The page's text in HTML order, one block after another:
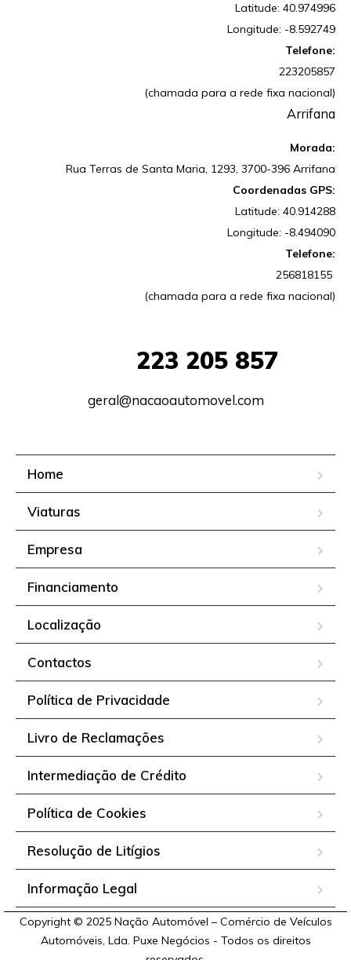
Latitude: 40.974996
Longitude: -8.592749
Telefone:
223205857
(chamada para a rede fixa nacional)
Arrifana
Morada:
Rua Terras de Santa Maria, 1293, 3700-396 Arrifana
Coordenadas GPS:
Latitude: 40.914288
Longitude: -8.494090
Telefone:
256818155
(chamada para a rede fixa nacional)
223 205 857
geral@nacaoautomovel.com
Home
Viaturas
Empresa
Financiamento
Localização
Contactos
Política de Privacidade
Livro de Reclamações
Intermediação de Crédito
Política de Cookies
Resolução de Litígios
Informação Legal
Copyright © 2025 Nação Automóvel – Comércio de Veículos
Automóveis, Lda. Puxe Negócios - Todos os direitos